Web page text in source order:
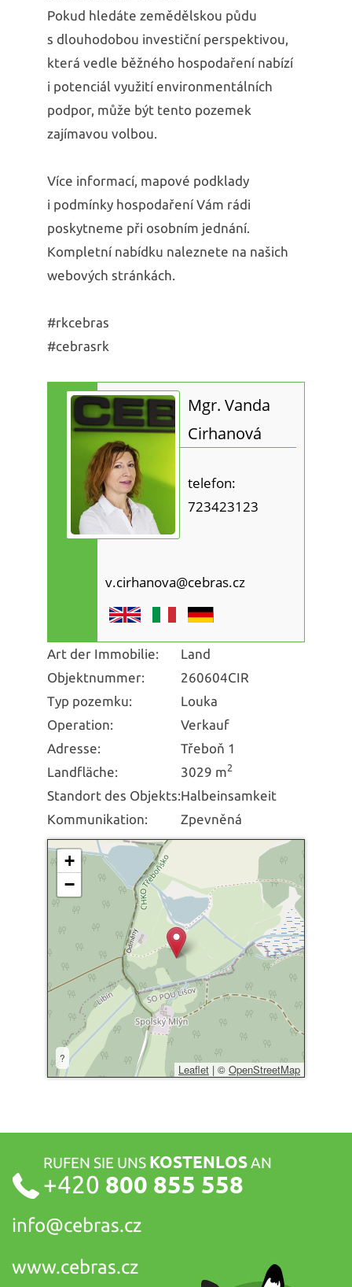
Pokud hledáte zemědělskou půdu
s dlouhodobou investiční perspektivou,
která vedle běžného hospodaření nabízí
i potenciál využití environmentálních
podpor, může být tento pozemek
zajímavou volbou.
Více informací, mapové podklady
i podmínky hospodaření Vám rádi
poskytneme při osobním jednání.
Kompletní nabídku naleznete na našich
webových stránkách.
#rkcebras
#cebrasrk
Mgr. Vanda
Cirhanová
telefon:
723423123
v.cirhanova@cebras.cz
Art der Immobilie:
Land
Objektnummer:
260604CIR
Typ pozemku:
Louka
Operation:
Verkauf
Adresse:
Třeboň 1
Landfläche:
3029 m2
Standort des Objekts:Halbeinsamkeit
Kommunikation:
Zpevněná
+
−
?
Leaflet | © OpenStreetMap
RUFEN SIE UNS KOSTENLOSAN
+420 800 855 558
info@cebras.cz
www.cebras.cz